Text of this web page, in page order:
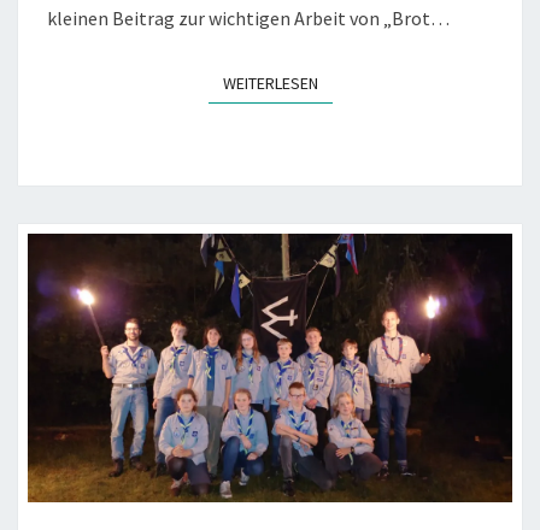
kleinen Beitrag zur wichtigen Arbeit von „Brot…
WEITERLESENWEITERLESEN